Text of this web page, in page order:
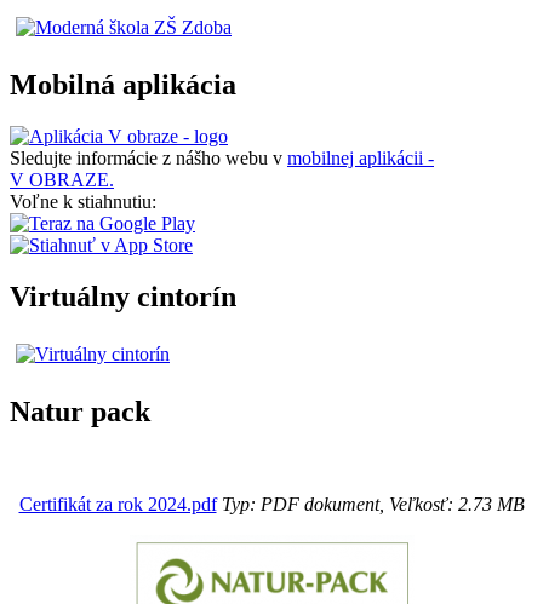
Mobilná aplikácia
Sledujte informácie z nášho webu v mobilnej aplikácii -
V OBRAZE.
Voľne k stiahnutiu:
Virtuálny cintorín
Natur pack
Certifikát za rok 2024.pdfTyp: PDF dokument, Veľkosť: 2.73 MB